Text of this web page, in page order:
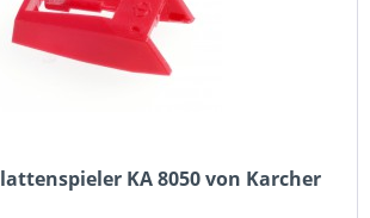
KA 8050 von Karcher